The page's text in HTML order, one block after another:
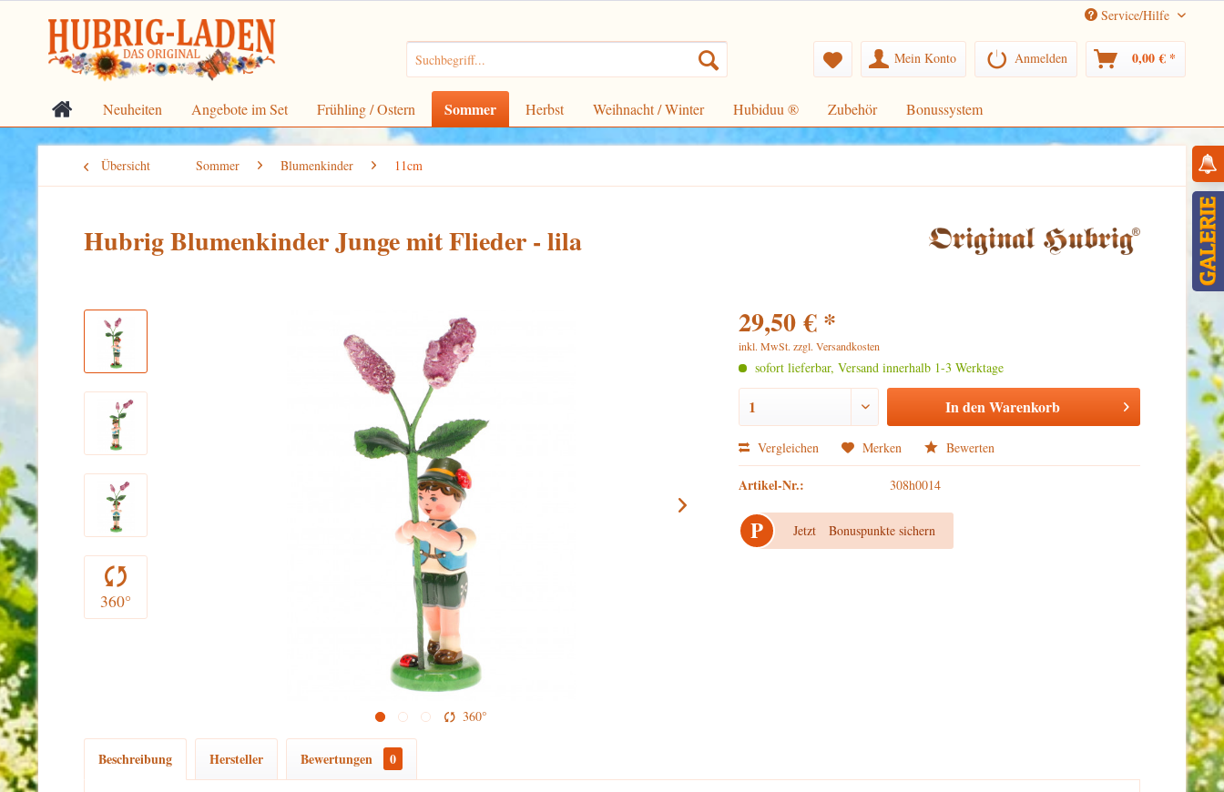
Service/Hilfe
Mein Konto Anmelden 0,00 € *
Neuheiten Angebote im Set Frühling / Ostern Sommer Herbst Weihnacht / Winter Hubiduu ® Zubehör Bonussystem
Übersicht Sommer Blumenkinder 11cm
Hubrig Blumenkinder Junge mit Flieder - lila
360°
360°
29,50 € *
inkl. MwSt.zzgl. Versandkosten
sofort lieferbar, Versand innerhalb 1-3 Werktage
In denWarenkorb
Vergleichen Merken Bewerten
Artikel-Nr.: 308h0014
P Jetzt Bonuspunkte sichern
Beschreibung Hersteller Bewertungen 0